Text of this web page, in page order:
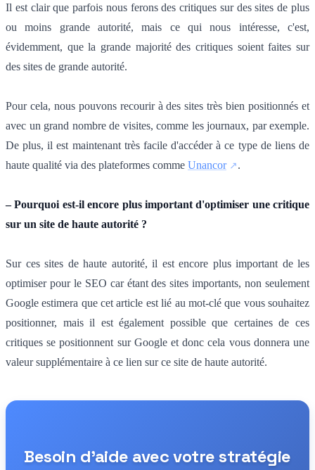
Il est clair que parfois nous ferons des critiques sur des sites de plus
ou moins grande autorité, mais ce qui nous intéresse, c'est,
évidemment, que la grande majorité des critiques soient faites sur
des sites de grande autorité.
Pour cela, nous pouvons recourir à des sites très bien positionnés et
avec un grand nombre de visites, comme les journaux, par exemple.
De plus, il est maintenant très facile d'accéder à ce type de liens de
haute qualité via des plateformes comme Unancor .
– Pourquoi est-il encore plus important d'optimiser une critique
sur un site de haute autorité ?
Sur ces sites de haute autorité, il est encore plus important de les
optimiser pour le SEO car étant des sites importants, non seulement
Google estimera que cet article est lié au mot-clé que vous souhaitez
positionner, mais il est également possible que certaines de ces
critiques se positionnent sur Google et donc cela vous donnera une
valeur supplémentaire à ce lien sur ce site de haute autorité.
Besoin d'aide avec votre stratégie